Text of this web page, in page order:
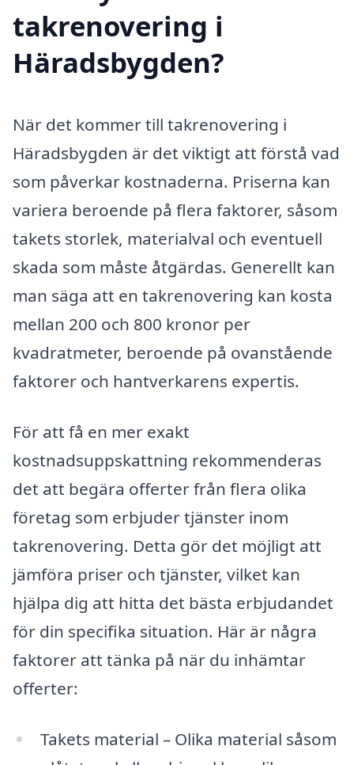
takrenovering i
Häradsbygden?
När det kommer till takrenovering i
Häradsbygden är det viktigt att förstå vad
som påverkar kostnaderna. Priserna kan
variera beroende på flera faktorer, såsom
takets storlek, materialval och eventuell
skada som måste åtgärdas. Generellt kan
man säga att en takrenovering kan kosta
mellan 200 och 800 kronor per
kvadratmeter, beroende på ovanstående
faktorer och hantverkarens expertis.
För att få en mer exakt
kostnadsuppskattning rekommenderas
det att begära offerter från flera olika
företag som erbjuder tjänster inom
takrenovering. Detta gör det möjligt att
jämföra priser och tjänster, vilket kan
hjälpa dig att hitta det bästa erbjudandet
för din specifika situation. Här är några
faktorer att tänka på när du inhämtar
offerter:
Takets material – Olika material såsom